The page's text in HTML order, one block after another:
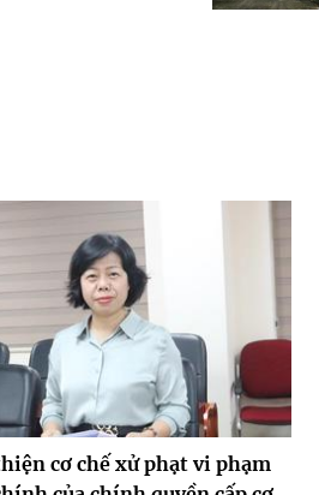
cơ chế xử phạt vi phạm